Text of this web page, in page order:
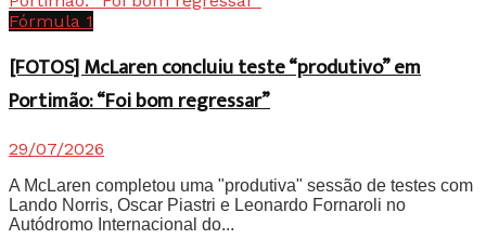
Fórmula 1
[FOTOS] McLaren concluiu teste “produtivo” em
Portimão: “Foi bom regressar”
29/07/2026
A McLaren completou uma "produtiva" sessão de testes com
Lando Norris, Oscar Piastri e Leonardo Fornaroli no
Autódromo Internacional do...